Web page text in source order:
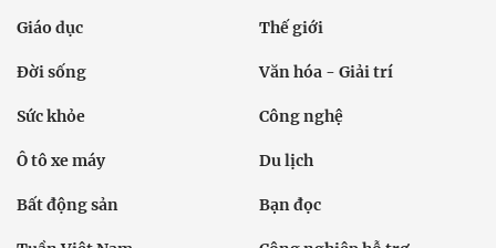
Giáo dục Thế giới
Đời sống Văn hóa - Giải trí
Sức khỏe Công nghệ
Ô tô xe máy Du lịch
Bất động sản Bạn đọc